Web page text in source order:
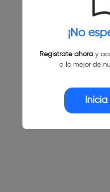
¡No
Regístrate ahoray
a lo mejor de